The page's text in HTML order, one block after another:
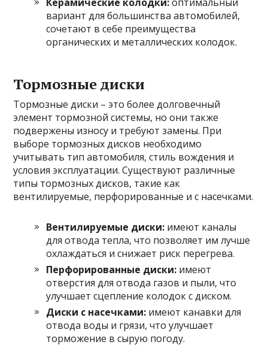
вариант для большинства автомобилей,
сочетают в себе преимущества
органических и металлических колодок.
Тормозные диски
Тормозные диски – это более долговечный
элемент тормозной системы, но они также
подвержены износу и требуют замены. При
выборе тормозных дисков необходимо
учитывать тип автомобиля, стиль вождения и
условия эксплуатации. Существуют различные
типы тормозных дисков, такие как
вентилируемые, перфорированные и с насечками.
Вентилируемые диски: имеют каналы
для отвода тепла, что позволяет им лучше
охлаждаться и снижает риск перегрева.
Перфорированные диски: имеют
отверстия для отвода газов и пыли, что
улучшает сцепление колодок с диском.
Диски с насечками: имеют канавки для
отвода воды и грязи, что улучшает
торможение в сырую погоду.